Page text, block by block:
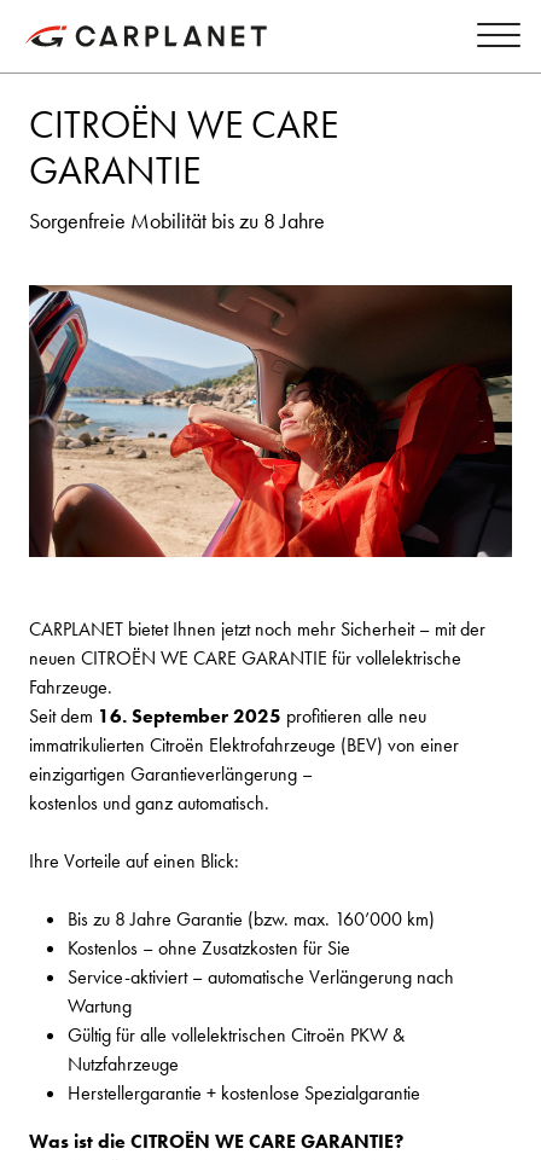
CITROËN WE CARE
GARANTIE
Sorgenfreie Mobilität bis zu 8 Jahre
CARPLANET bietet Ihnen jetzt noch mehr Sicherheit – mit der
neuen CITROËN WE CARE GARANTIE für vollelektrische
Fahrzeuge.
Seit dem 16. September 2025 profitieren alle neu
immatrikulierten Citroën Elektrofahrzeuge (BEV) von einer
einzigartigen Garantieverlängerung –
kostenlos und ganz automatisch.
Ihre Vorteile auf einen Blick:
Bis zu 8 Jahre Garantie (bzw. max. 160’000 km)
Kostenlos – ohne Zusatzkosten für Sie
Service-aktiviert – automatische Verlängerung nach
Wartung
Gültig für alle vollelektrischen Citroën PKW &
Nutzfahrzeuge
Herstellergarantie + kostenlose Spezialgarantie
Was ist die CITROËN WE CARE GARANTIE?